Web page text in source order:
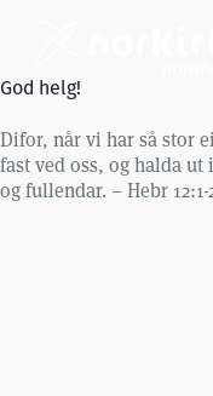
God helg!
Difor, når vi har så stor
fast ved oss, og halda
og fullendar. – Hebr 12:1-